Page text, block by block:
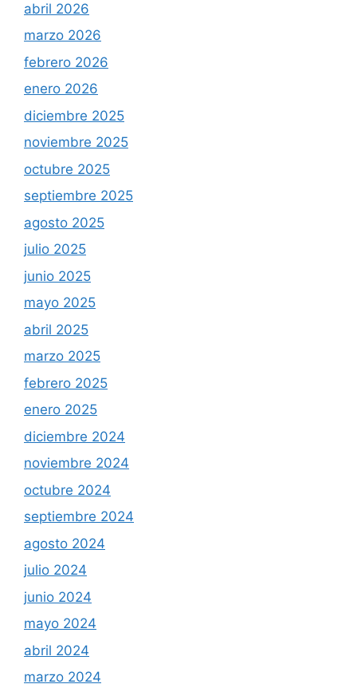
abril 2026
marzo 2026
febrero 2026
enero 2026
diciembre 2025
noviembre 2025
octubre 2025
septiembre 2025
agosto 2025
julio 2025
junio 2025
mayo 2025
abril 2025
marzo 2025
febrero 2025
enero 2025
diciembre 2024
noviembre 2024
octubre 2024
septiembre 2024
agosto 2024
julio 2024
junio 2024
mayo 2024
abril 2024
marzo 2024